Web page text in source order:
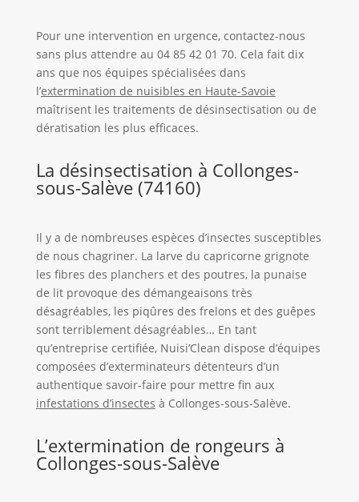
Pour une intervention en urgence, contactez-nous
sans plus attendre au 04 85 42 01 70. Cela fait dix
ans que nos équipes spécialisées dans
l’extermination de nuisibles en Haute-Savoie
maîtrisent les traitements de désinsectisation ou de
dératisation les plus efficaces.
La désinsectisation à Collonges-
sous-Salève (74160)
Il y a de nombreuses espèces d’insectes susceptibles
de nous chagriner. La larve du capricorne grignote
les fibres des planchers et des poutres, la punaise
de lit provoque des démangeaisons très
désagréables, les piqûres des frelons et des guêpes
sont terriblement désagréables… En tant
qu’entreprise certifiée, Nuisi’Clean dispose d’équipes
composées d’exterminateurs détenteurs d’un
authentique savoir-faire pour mettre fin aux
infestations d’insectes à Collonges-sous-Salève.
L’extermination de rongeurs à
Collonges-sous-Salève